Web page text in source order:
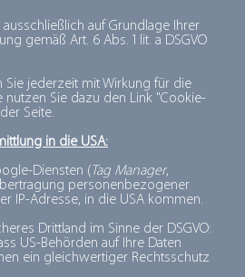
auf Grundlage Ihrer
gemäß Art. 6 Abs. 1 lit. a DSGVO
Sie jederzeit mit Wirkung für die
nutzen Sie dazu den Link "Cookie-
Seite.
in die USA:
Diensten (Tag Manager,
personenbezogener
IP-Adresse, in die USA kommen.
Drittland im Sinne der DSGVO:
US-Behörden auf Ihre Daten
ein gleichwertiger Rechtsschutz
derTiefkühlwirtschaft
Unternehmen aus allen
von der
Zulieferer- und
der Logistik bis hin
die Mitglieder des dti